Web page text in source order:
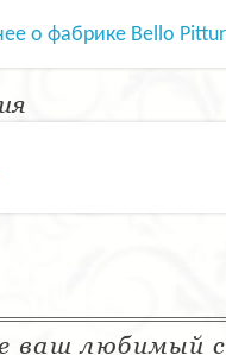
о фабрике Bello
ваш любимый